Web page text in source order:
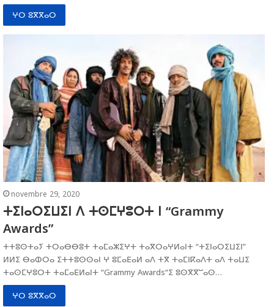
ⵖⵔ ⵓⴳⴳⴰⵔ
novembre 29, 2020
ⵜⵉⵏⴰⵔⵉⵡⵉⵏ ⴷ ⵜⵙⵎⵖⵓⵔⵜ ⵏ “Grammy
Awards”
ⵜⵜⵓⵙⵜⴰⵢ ⵜⵔⴰⴱⴱⵓⵜ ⵜⴰⵎⴰⵣⵉⵖⵜ ⵜⴰⴳⵔⴰⵖⵍⴰⵏⵜ “ⵜⵉⵏⴰⵔⵉⵡⵉⵏ”
ⵍⵍⵉ ⴱⴰⵀⵔⴰ ⵉⵜⵜⵓⵙⵙⴰⵏ ⵖ ⵓⵎⴰⴹⴰⵍ ⴰⴷ ⵜⴳ ⵜⴰⵎⵏⴽⴰⴷⵜ ⴰⴷ ⵜⴰⵡⵉ
ⵜⴰⵙⵎⵖⵓⵔⵜ ⵜⴰⵎⴰⴹⵍⴰⵏⵜ “Grammy Awards“ⵉ ⵓⵙⴳⴳⵯⴰⵙ…
ⵖⵔ ⵓⴳⴳⴰⵔ